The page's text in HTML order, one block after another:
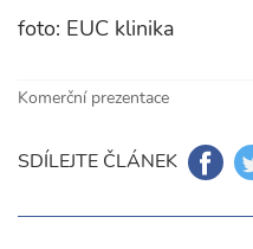
foto: EUC klinika
Komerční prezentace
SDÍLEJTE ČLÁNEK